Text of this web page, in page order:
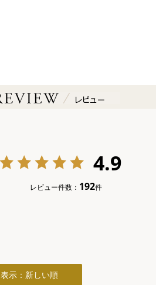
4.9
レビュー件数： 192件
表示：新しい順